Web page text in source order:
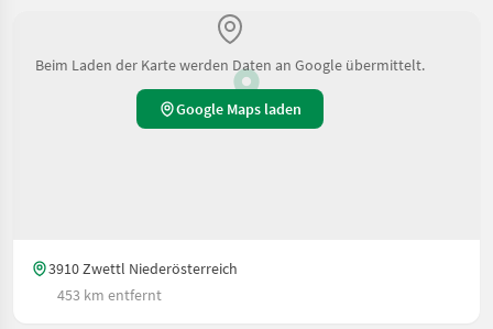
Beim Laden der Karte werden Daten an Google übermittelt.
Google Maps laden
3910 Zwettl Niederösterreich
453 km entfernt